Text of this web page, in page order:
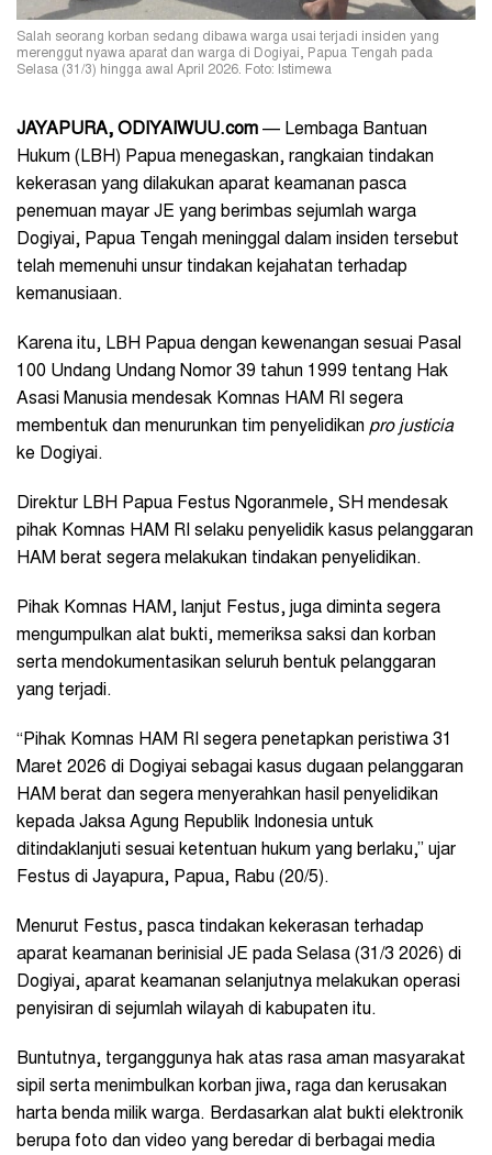
Salah seorang korban sedang dibawa warga usai terjadi insiden yang
merenggut nyawa aparat dan warga di Dogiyai, Papua Tengah pada
Selasa (31/3) hingga awal April 2026. Foto: Istimewa
JAYAPURA, ODIYAIWUU.com — Lembaga Bantuan
Hukum (LBH) Papua menegaskan, rangkaian tindakan
kekerasan yang dilakukan aparat keamanan pasca
penemuan mayar JE yang berimbas sejumlah warga
Dogiyai, Papua Tengah meninggal dalam insiden tersebut
telah memenuhi unsur tindakan kejahatan terhadap
kemanusiaan.
Karena itu, LBH Papua dengan kewenangan sesuai Pasal
100 Undang Undang Nomor 39 tahun 1999 tentang Hak
Asasi Manusia mendesak Komnas HAM RI segera
membentuk dan menurunkan tim penyelidikan pro justicia
ke Dogiyai.
Direktur LBH Papua Festus Ngoranmele, SH mendesak
pihak Komnas HAM RI selaku penyelidik kasus pelanggaran
HAM berat segera melakukan tindakan penyelidikan.
Pihak Komnas HAM, lanjut Festus, juga diminta segera
mengumpulkan alat bukti, memeriksa saksi dan korban
serta mendokumentasikan seluruh bentuk pelanggaran
yang terjadi.
“Pihak Komnas HAM RI segera penetapkan peristiwa 31
Maret 2026 di Dogiyai sebagai kasus dugaan pelanggaran
HAM berat dan segera menyerahkan hasil penyelidikan
kepada Jaksa Agung Republik Indonesia untuk
ditindaklanjuti sesuai ketentuan hukum yang berlaku,” ujar
Festus di Jayapura, Papua, Rabu (20/5).
Menurut Festus, pasca tindakan kekerasan terhadap
aparat keamanan berinisial JE pada Selasa (31/3 2026) di
Dogiyai, aparat keamanan selanjutnya melakukan operasi
penyisiran di sejumlah wilayah di kabupaten itu.
Buntutnya, terganggunya hak atas rasa aman masyarakat
sipil serta menimbulkan korban jiwa, raga dan kerusakan
harta benda milik warga. Berdasarkan alat bukti elektronik
berupa foto dan video yang beredar di berbagai media